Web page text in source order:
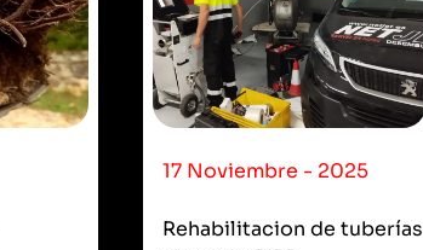
17 Noviembre - 2025
Rehabilitacion de tuberías